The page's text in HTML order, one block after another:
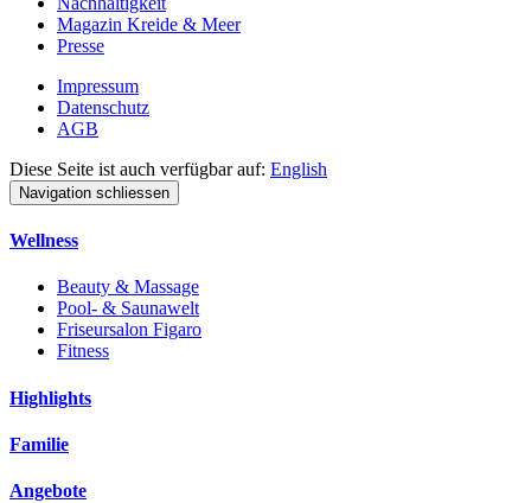
Magazin Kreide & Meer
Presse
Impressum
Datenschutz
AGB
Diese Seite ist auch verfügbar auf: English
Navigation schliessen
Wellness
Beauty & Massage
Pool- & Saunawelt
Friseursalon Figaro
Fitness
Highlights
Familie
Angebote